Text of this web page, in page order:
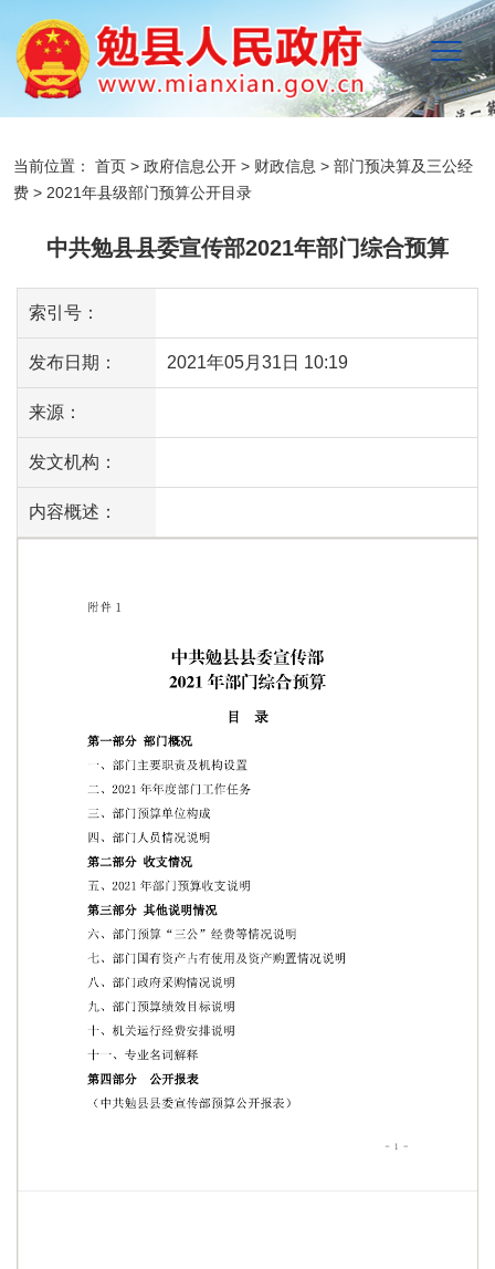
当前位置： 首页 > 政府信息公开 > 财政信息 > 部门预决算及三公经
费 > 2021年县级部门预算公开目录
中共勉县县委宣传部2021年部门综合预算
索引号：
发布日期： 2021年05月31日 10:19
来源：
发文机构：
内容概述：